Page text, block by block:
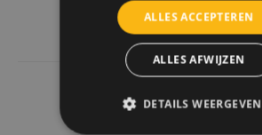
4441reviews
ALLES ACCEPTEREN
ALLES AFWIJZEN
DETAILS WEERGEVEN